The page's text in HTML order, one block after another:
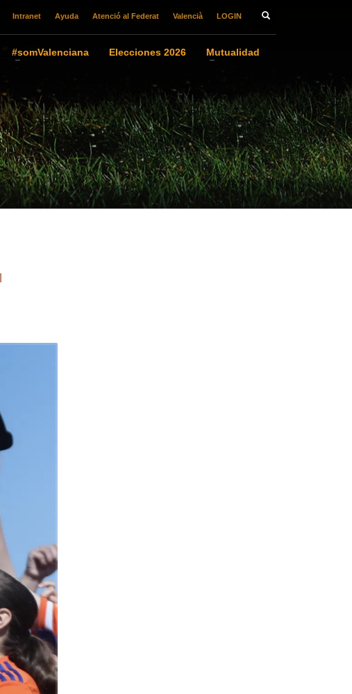
Intranet Ayuda Atenció al Federat Valencià LOGIN
#somValenciana Elecciones 2026
Mutualidad